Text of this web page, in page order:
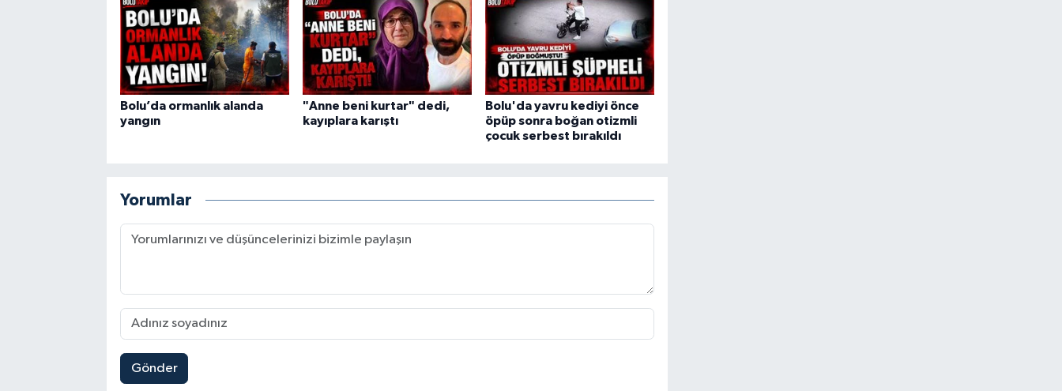
Bolu’da ormanlık alanda
yangın
"Anne beni kurtar" dedi,
kayıplara karıştı
Bolu'da yavru kediyi önce
öpüp sonra boğan otizmli
çocuk serbest bırakıldı
Yorumlar
Gönder